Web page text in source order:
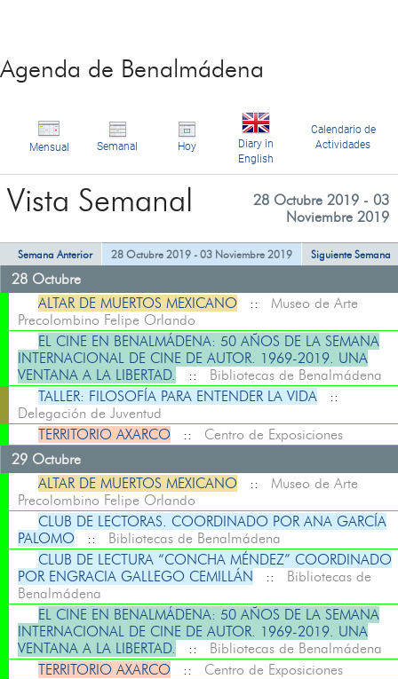
Agenda de Benalmádena
Mensual Semanal Hoy
Diary in
English
Calendario de
Actividades
Vista Semanal
28 Octubre 2019 - 03
Noviembre 2019
Semana Anterior 28 Octubre 2019 - 03 Noviembre 2019 Siguiente Semana
28 Octubre
ALTAR DE MUERTOS MEXICANO :: Museo de Arte
Precolombino Felipe Orlando
EL CINE EN BENALMÁDENA: 50 AÑOS DE LA SEMANA
INTERNACIONAL DE CINE DE AUTOR. 1969-2019. UNA
VENTANA A LA LIBERTAD.
:: Bibliotecas de Benalmádena
TALLER: FILOSOFÍA PARA ENTENDER LA VIDA ::
Delegación de Juventud
TERRITORIO AXARCO :: Centro de Exposiciones
29 Octubre
ALTAR DE MUERTOS MEXICANO :: Museo de Arte
Precolombino Felipe Orlando
CLUB DE LECTORAS. COORDINADO POR ANA GARCÍA
PALOMO :: Bibliotecas de Benalmádena
CLUB DE LECTURA “CONCHA MÉNDEZ” COORDINADO
POR ENGRACIA GALLEGO CEMILLÁN :: Bibliotecas de
Benalmádena
EL CINE EN BENALMÁDENA: 50 AÑOS DE LA SEMANA
INTERNACIONAL DE CINE DE AUTOR. 1969-2019. UNA
VENTANA A LA LIBERTAD.
:: Bibliotecas de Benalmádena
TERRITORIO AXARCO :: Centro de Exposiciones